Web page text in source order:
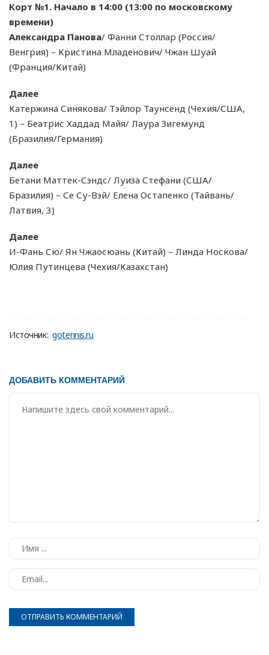
Корт №1. Начало в 14:00 (13:00 по московскому
времени)
Александра Панова/ Фанни Столлар (Россия/
Венгрия) – Кристина Младенович/ Чжан Шуай
(Франция/Китай)
Далее
Катержина Синякова/ Тэйлор Таунсенд (Чехия/США,
1) – Беатрис Хаддад Майя/ Лаура Зигемунд
(Бразилия/Германия)
Далее
Бетани Маттек-Сэндс/ Луиза Стефани (США/
Бразилия) – Се Су-Вэй/ Елена Остапенко (Тайвань/
Латвия, 3)
Далее
И-Фань Сю/ Ян Чжаосюань (Китай) – Линда Носкова/
Юлия Путинцева (Чехия/Казахстан)
Источник: gotennis.ru
ДОБАВИТЬ КОММЕНТАРИЙ